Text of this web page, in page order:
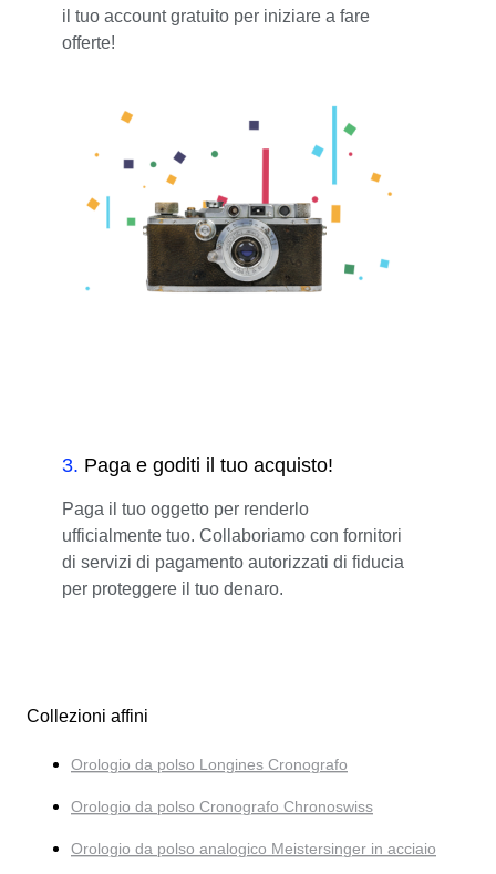
il tuo account gratuito per iniziare a fare
offerte!
3. Paga e goditi il tuo acquisto!
Paga il tuo oggetto per renderlo
ufficialmente tuo. Collaboriamo con fornitori
di servizi di pagamento autorizzati di fiducia
per proteggere il tuo denaro.
Collezioni affini
Orologio da polso Longines Cronografo
Orologio da polso Cronografo Chronoswiss
Orologio da polso analogico Meistersinger in acciaio